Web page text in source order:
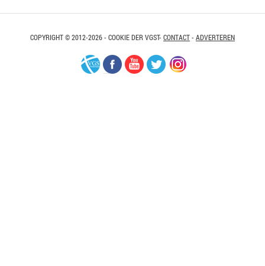
COPYRIGHT © 2012-2026 - COOKIE DER VGST- CONTACT- ADVERTEREN